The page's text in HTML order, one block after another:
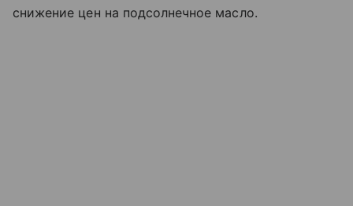
снижение цен на подсолнечное масло.